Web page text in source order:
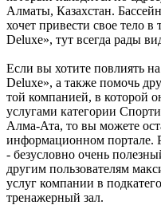
Алматы, Казахстан.
хочет привести свое тело
Deluxe», тут всегда рады
Если вы хотите повлиять
Deluxe», а также помочь
той компанией, в которой
услугами категории
Алма-Ата, то вы можете
информационном портале.
- безусловно очень
другим пользователям
услуг компании в
тренажерный зал.